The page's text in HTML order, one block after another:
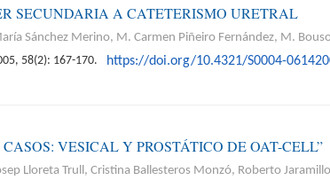
SECUNDARIA A CATETERISMO URETRAL
Sánchez Merino, M. Carmen Piñeiro Fernández, M.
58(2): 167-170.
https://doi.org/10.4321/S0004-
VESICAL Y PROSTÁTICO DE OAT-CELL”
Lloreta Trull, Cristina Ballesteros Monzó, Roberto